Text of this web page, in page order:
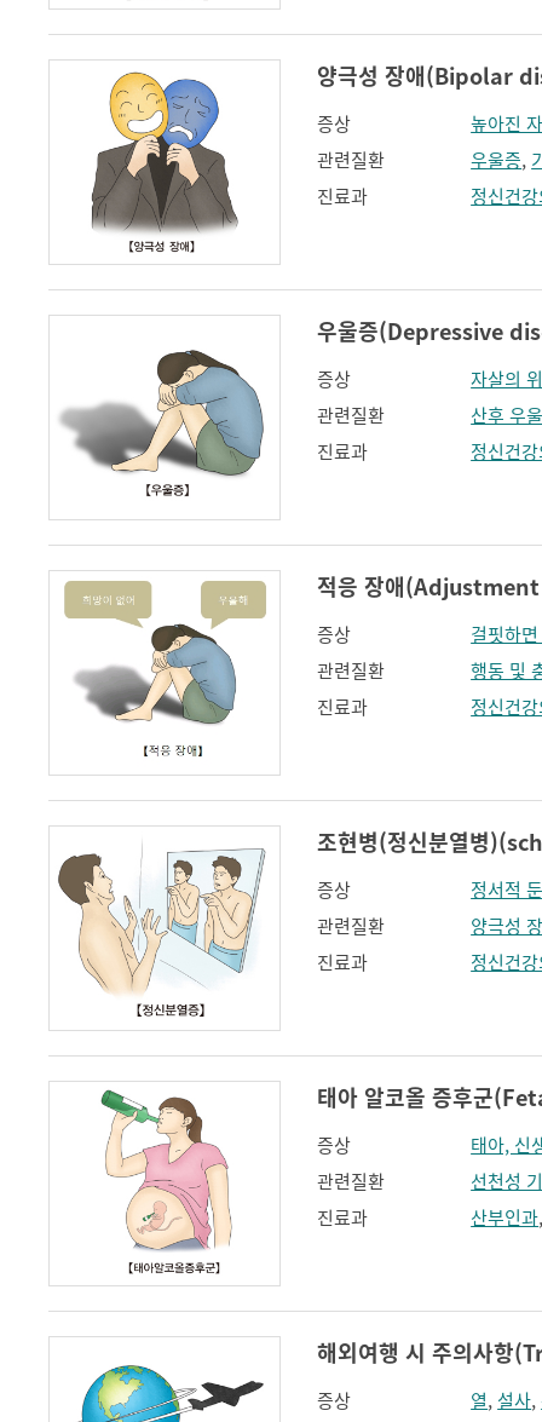
양극성 장애(Bipolar
증상
높아진
관련질환
우울증,
진료과
정신건
우울증(Depressive
증상
자살의
관련질환
산후 우
진료과
정신건
적응 장애
증상
걸핏하
관련질환
행동 및
진료과
정신건
조현병(정신분열병
증상
정서적
관련질환
양극성
진료과
정신건
태아 알코올 증후군
증상
태아, 신
관련질환
선천성
진료과
산부인과
해외여행 시 주의사항
증상 열, 설사,